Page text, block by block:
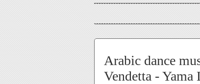
Arabic dance
Vendetta - Yama